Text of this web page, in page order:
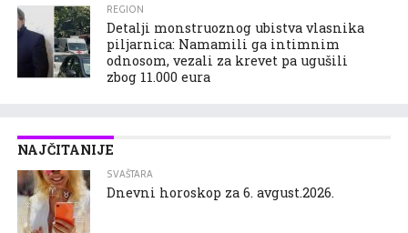
REGION
Detalji monstruoznog ubistva vlasnika
piljarnica: Namamili ga intimnim
odnosom, vezali za krevet pa ugušili
zbog 11.000 eura
NAJČITANIJE
SVAŠTARA
Dnevni horoskop za 6. avgust.2026.